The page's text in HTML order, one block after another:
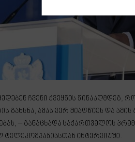
ჩვენი ქვეყნის წინააღმდეგ,
ამას ვერ მიაღწიეს და ამის
– განაცხადა საქართველოს
ტელეკომპანიასთან ინტერვიუში.